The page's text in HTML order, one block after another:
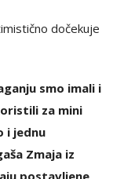
dočekuje
smo imali i
za mini
i jednu
Zmaja iz
postavljene